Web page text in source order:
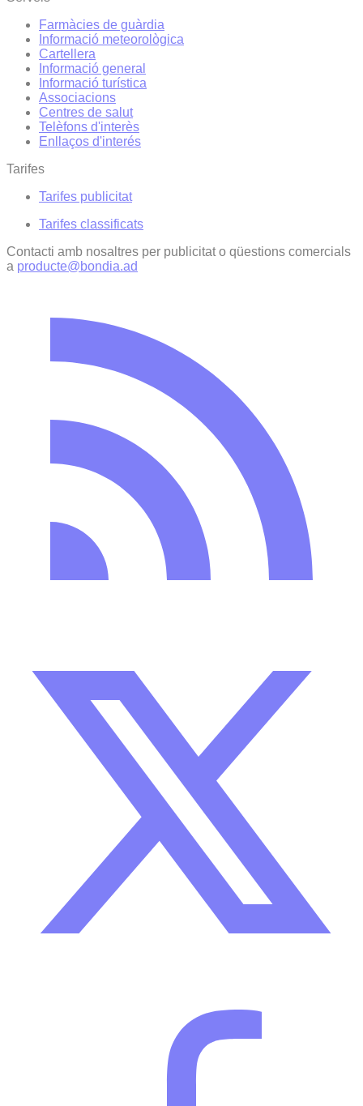
Farmàcies de guàrdia
Informació meteorològica
Cartellera
Informació general
Informació turística
Associacions
Centres de salut
Telèfons d'interès
Enllaços d'interés
Tarifes
Tarifes publicitat
Tarifes classificats
Contacti amb nosaltres per publicitat o qüestions comercials
a producte@bondia.ad